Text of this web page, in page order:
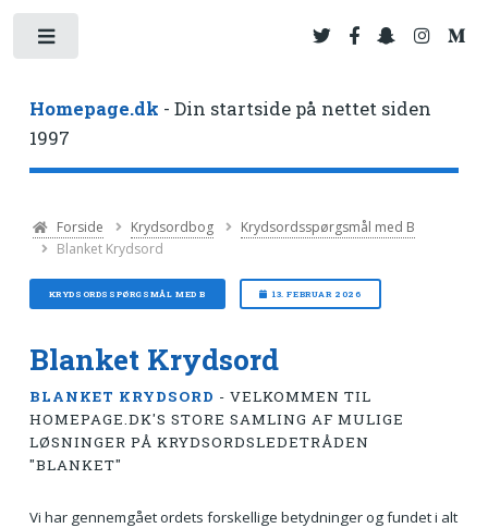
Homepage.dk - Din startside på nettet siden
1997
Forside Krydsordbog
Krydsordsspørgsmål med B
Blanket Krydsord
KRYDSORDSSPØRGSMÅL MED B 13. FEBRUAR 2026
Blanket Krydsord
BLANKET KRYDSORD - VELKOMMEN TIL
HOMEPAGE.DK'S STORE SAMLING AF MULIGE
LØSNINGER PÅ KRYDSORDSLEDETRÅDEN
"BLANKET"
Vi har gennemgået ordets forskellige betydninger og fundet i alt